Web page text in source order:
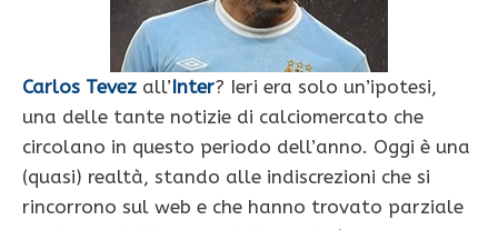
Carlos Tevez all’Inter? Ieri era solo un’ipotesi,
una delle tante notizie di calciomercato che
circolano in questo periodo dell’anno. Oggi è una
(quasi) realtà, stando alle indiscrezioni che si
rincorrono sul web e che hanno trovato parziale